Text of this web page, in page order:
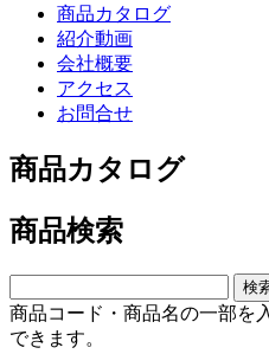
商品カタログ
紹介動画
会社概要
アクセス
お問合せ
商品カタログ
商品検索
商品コード・商品名の一部を
できます。